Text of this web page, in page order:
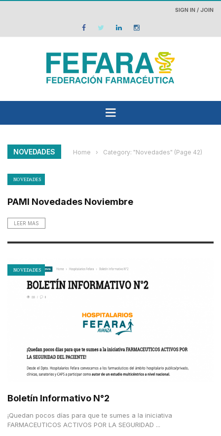
SIGN IN / JOIN
NOVEDADES Home › Category: "Novedades" (Page 42)
NOVEDADES
PAMI Novedades Noviembre
LEER MAS
NOVEDADES
Boletín Informativo N°2
¡Quedan pocos días para que te sumes a la iniciativa
FARMACEUTICOS ACTIVOS POR LA SEGURIDAD ...